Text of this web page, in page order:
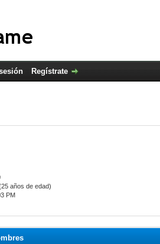
Regístrate
años de edad)
PM